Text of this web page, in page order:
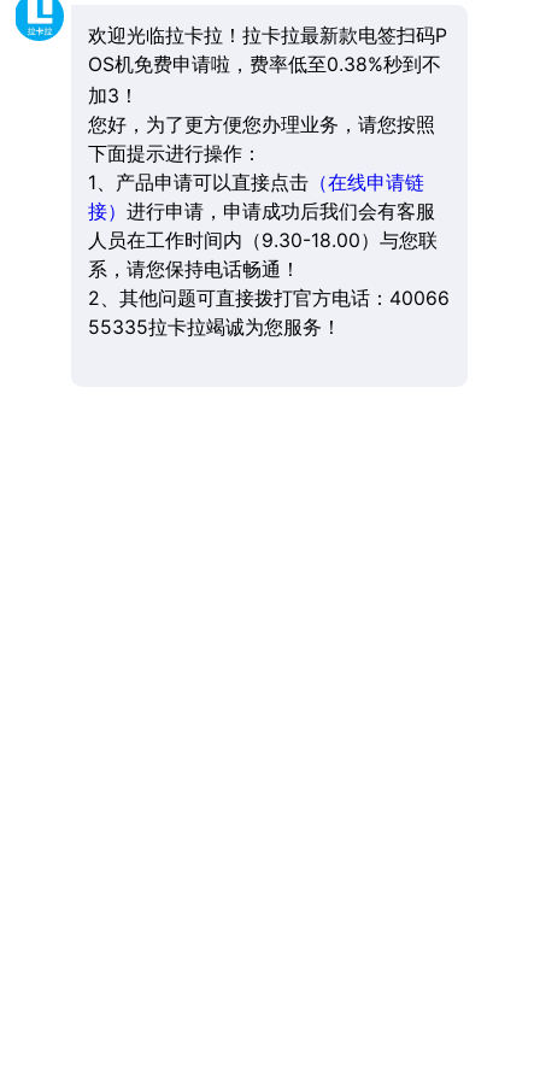
欢迎光临拉卡拉！拉卡拉最新款电签扫码P
OS机免费申请啦，费率低至0.38%秒到不
加3！
您好，为了更方便您办理业务，请您按照
下面提示进行操作：
1、产品申请可以直接点击（在线申请链
接） 进行申请，申请成功后我们会有客服
人员在工作时间内（9.30-18.00）与您联
系，请您保持电话畅通！
2、其他问题可直接拨打官方电话：40066
55335拉卡拉竭诚为您服务！